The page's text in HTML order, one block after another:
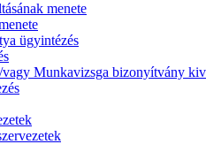
menete
ügyintézés
Munkavizsga bizonyítvány